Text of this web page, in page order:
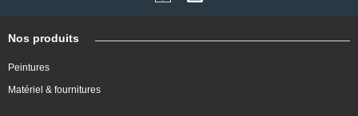
Nos produits
Peintures
Matériel & fournitures